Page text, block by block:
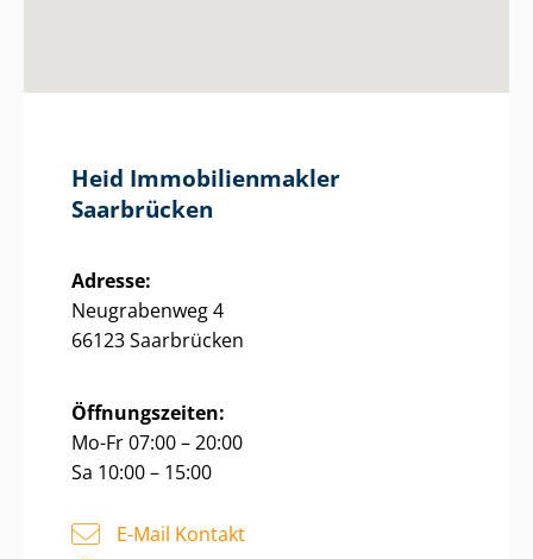
Heid Im­mo­bi­li­en­mak­ler
Saarbrücken
Adresse:
Neugrabenweg 4
66123 Saarbrücken
Öffnungszeiten:
Mo-Fr 07:00 – 20:00
Sa 10:00 – 15:00
E-Mail Kontakt